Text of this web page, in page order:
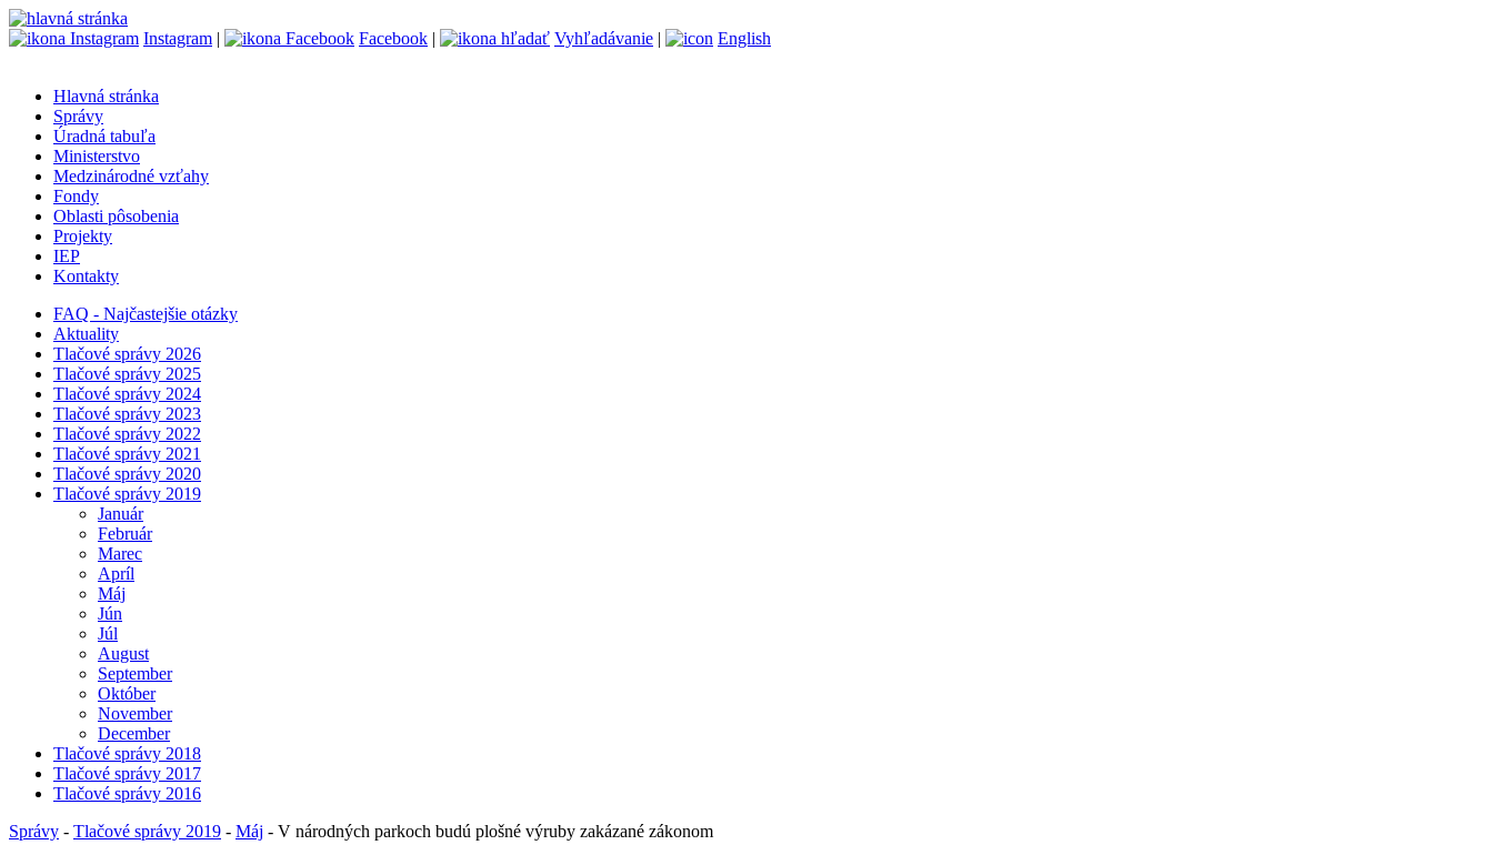
Instagram | Facebook | Vyhľadávanie | English
Hlavná stránka
Správy
Úradná tabuľa
Ministerstvo
Medzinárodné vzťahy
Fondy
Oblasti pôsobenia
Projekty
IEP
Kontakty
FAQ - Najčastejšie otázky
Aktuality
Tlačové správy 2026
Tlačové správy 2025
Tlačové správy 2024
Tlačové správy 2023
Tlačové správy 2022
Tlačové správy 2021
Tlačové správy 2020
Tlačové správy 2019
Január
Február
Marec
Apríl
Máj
Jún
Júl
August
September
Október
November
December
Tlačové správy 2018
Tlačové správy 2017
Tlačové správy 2016
Správy - Tlačové správy 2019 - Máj - V národných parkoch budú plošné výruby zakázané zákonom